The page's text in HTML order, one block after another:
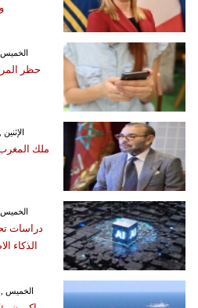
GMT 07:46 2026 الخميس ,09 تموز / يوليو
حظر
GMT 20:51 2026 الإثنين ,20 تموز / يوليو
ملك
GMT 13:33 2026 الخميس ,16 تموز / يوليو
دراسات
الذكاء
GMT 02:16 2026 الخميس ,18 حزيران / يونيو